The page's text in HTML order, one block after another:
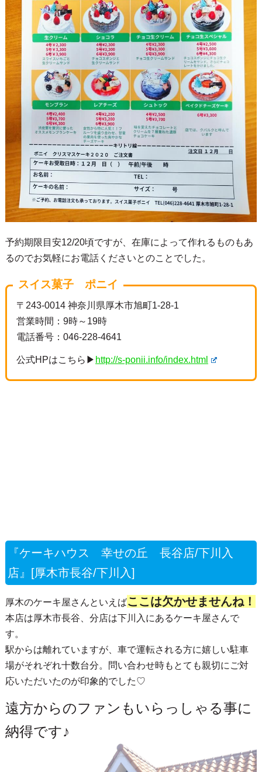
予約期限目安12/20頃ですが、在庫によって作れるものもあ
るのでお気軽にお電話くださいとのことでした。
スイス菓子 ポニイ
〒243-0014 神奈川県厚木市旭町1-28-1
営業時間：9時～19時
電話番号：046-228-4641
公式HPはこちら▶ http://s-ponii.info/index.html
『ケーキハウス 幸せの丘 長谷店/下川入
店』[厚木市長谷/下川入]
厚木のケーキ屋さんといえばここは欠かせませんね！
本店は厚木市長谷、分店は下川入にあるケーキ屋さんで
す。
駅からは離れていますが、車で運転される方に嬉しい駐車
場がそれぞれ十数台分。問い合わせ時もとても親切にご対
応いただいたのが印象的でした♡
遠方からのファンもいらっしゃる事に
納得です♪